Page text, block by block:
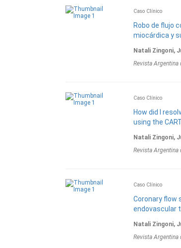
Caso Clínico
Robo de flujo
miocárdica y
Natali Zingoni,
Revista
Caso Clínico
How did I
using the
Natali Zingoni,
Revista
Caso Clínico
Coronary flow
endovascular
Natali Zingoni,
Revista